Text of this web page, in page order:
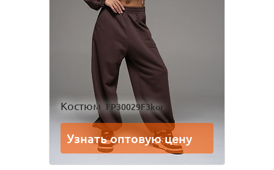
Костюм FP30029F3kor
Узнать оптовую цену